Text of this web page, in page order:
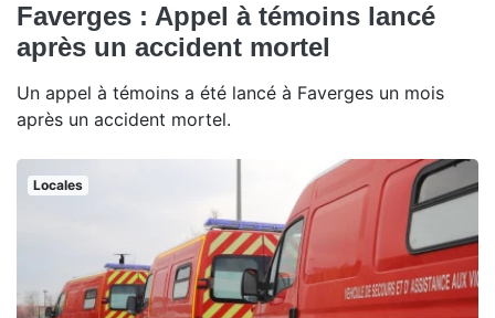
Faverges : Appel à témoins lancé
après un accident mortel
Un appel à témoins a été lancé à Faverges un mois
après un accident mortel.
Locales